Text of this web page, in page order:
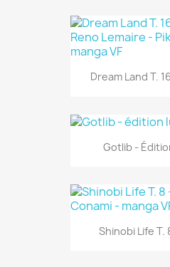
Dream Land T.
Gotlib -
Shinobi Life T.